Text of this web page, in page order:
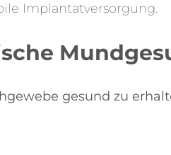
Implantatversorgung.
gesund zu